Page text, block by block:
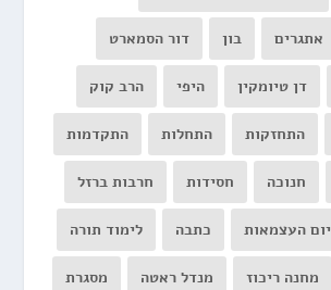
אתגרים בון דור הסמארט
דן טיומקין היפי הרב קוק
התחזקות התחלות התקדמות
חנוכה חסידות חרבות ברזל
יום העצמאות כתבה לימוד תורה
מחנה ריכוז מנדל ראטה מסגרת